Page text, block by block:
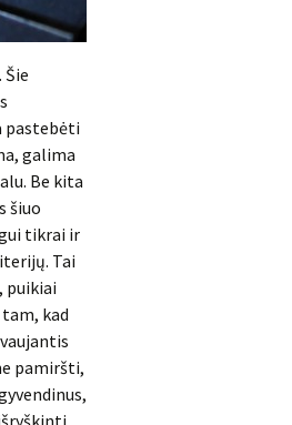
pastebėti
galima
Be kita
šiuo
tikrai ir
Tai
puikiai
kad
pamiršti,